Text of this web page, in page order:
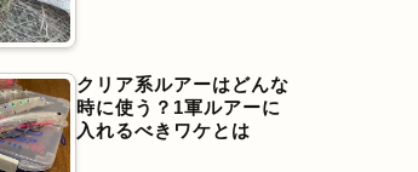
クリア系ルアーはどんな
時に使う？1軍ルアーに
入れるべきワケとは